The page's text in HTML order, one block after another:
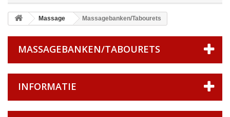
Massage Massagebanken/Tabourets
MASSAGEBANKEN/TABOURETS
INFORMATIE